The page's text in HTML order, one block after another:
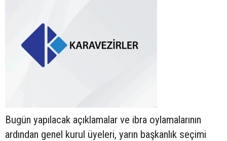
Bugün yapılacak açıklamalar ve ibra oylamalarının
ardından genel kurul üyeleri, yarın başkanlık seçimi